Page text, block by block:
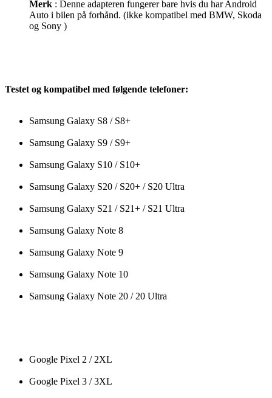
Merk : Denne adapteren fungerer bare hvis du har Android
Auto i bilen på forhånd. (ikke kompatibel med BMW, Skoda
og Sony )
Testet og kompatibel med følgende telefoner:
Samsung Galaxy S8 / S8+
Samsung Galaxy S9 / S9+
Samsung Galaxy S10 / S10+
Samsung Galaxy S20 / S20+ / S20 Ultra
Samsung Galaxy S21 / S21+ / S21 Ultra
Samsung Galaxy Note 8
Samsung Galaxy Note 9
Samsung Galaxy Note 10
Samsung Galaxy Note 20 / 20 Ultra
Google Pixel 2 / 2XL
Google Pixel 3 / 3XL